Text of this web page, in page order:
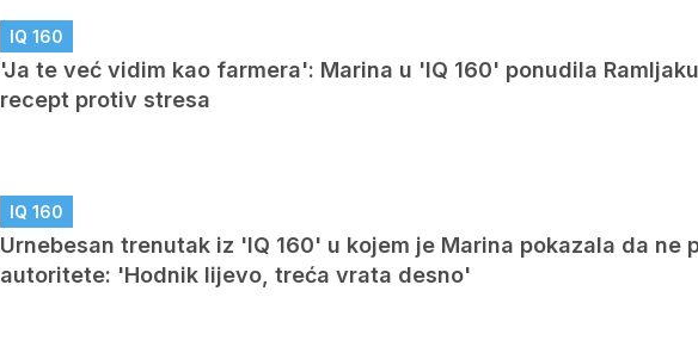
IQ 160
'Ja te već vidim kao farmera': Marina u 'IQ 160' ponudila
recept protiv stresa
IQ 160
Urnebesan trenutak iz 'IQ 160' u kojem je Marina pokazala da ne
autoritete: 'Hodnik lijevo, treća vrata desno'